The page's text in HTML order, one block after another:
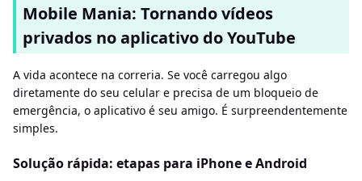
Mobile Mania: Tornando vídeos
privados no aplicativo do YouTube
A vida acontece na correria. Se você carregou algo
diretamente do seu celular e precisa de um bloqueio de
emergência, o aplicativo é seu amigo. É surpreendentemente
simples.
Solução rápida: etapas para iPhone e Android